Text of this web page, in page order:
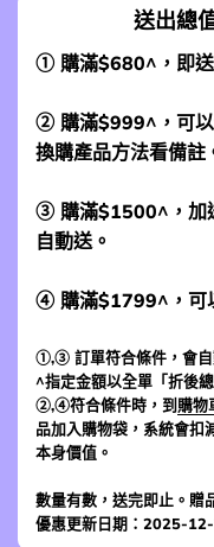
送出總
① 購滿$680^，即送
② 購滿$999^，可
換購產品方法看備註
③ 購滿$1500^，加
自動送。
④ 購滿$1799^，可
①,③ 訂單符合條件，會自
^指定金額以全單「折後
②,④符合條件時，到 購物
品加入購物袋，系統會扣
本身價值。
數量有數，送完即止。贈
優惠更新日期：2025-12-